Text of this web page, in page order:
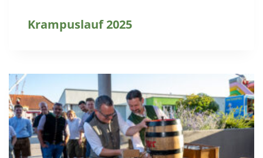
Krampuslauf 2025